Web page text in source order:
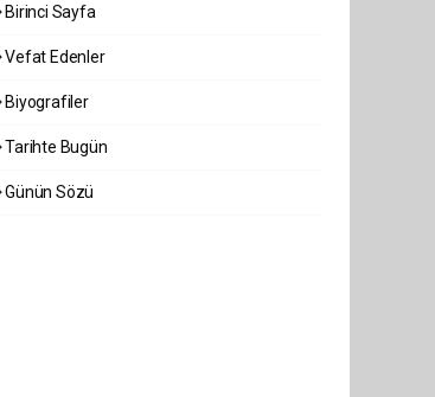
Birinci Sayfa
Vefat Edenler
Biyografiler
Tarihte Bugün
Günün Sözü